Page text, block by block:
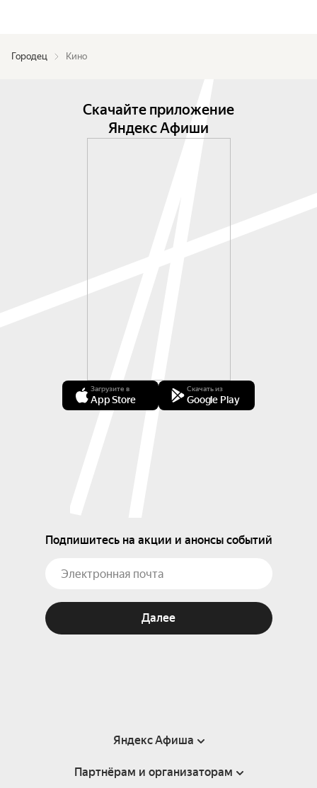
Городец Кино
Скачайте приложение
Яндекс Афиши
Загрузите в
App Store
Скачать из
Google Play
Подпишитесь на акции и анонсы событий
Далее
Яндекс Афиша
Справка
Партнёрам и организаторам